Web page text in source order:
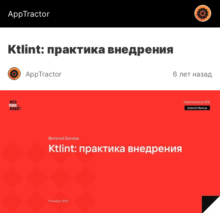
AppTractor
Ktlint: практика внедрения
AppTractor 6 лет назад